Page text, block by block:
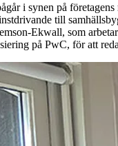
i synen på
till
Ekwall, som
på PwC, för att